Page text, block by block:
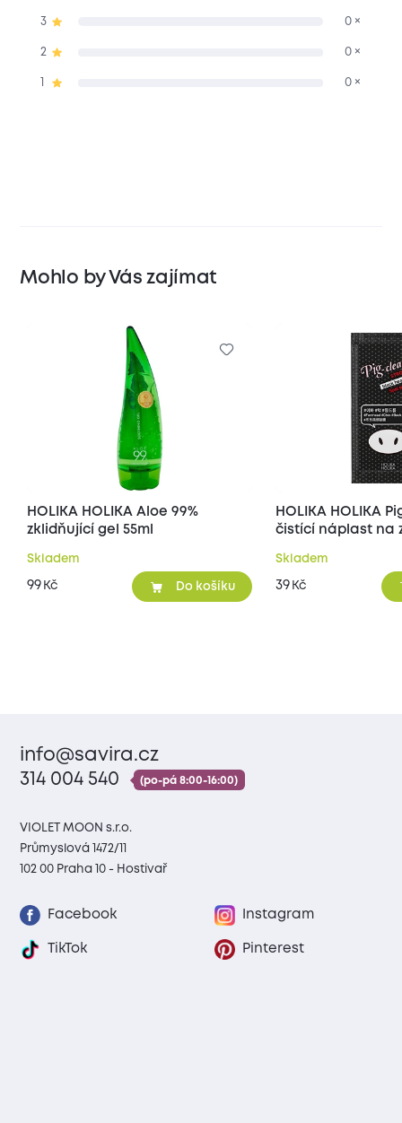
3 0 ×
2 0 ×
0 ×
Mohlo by Vás zajímat
HOLIKA HOLIKA Aloe 99%
zklidňující gel 55ml
Skladem
99 Kč Do košíku
HOLIKA HOLIKA
čistící náplast na
Skladem
39 Kč
info@savira.cz
314 004 540
(po-pá 8:00-16:00)
VIOLET MOON s.r.o.
Průmyslová 1472/11
102 00 Praha 10 - Hostivař
Facebook Instagram
TikTok Pinterest